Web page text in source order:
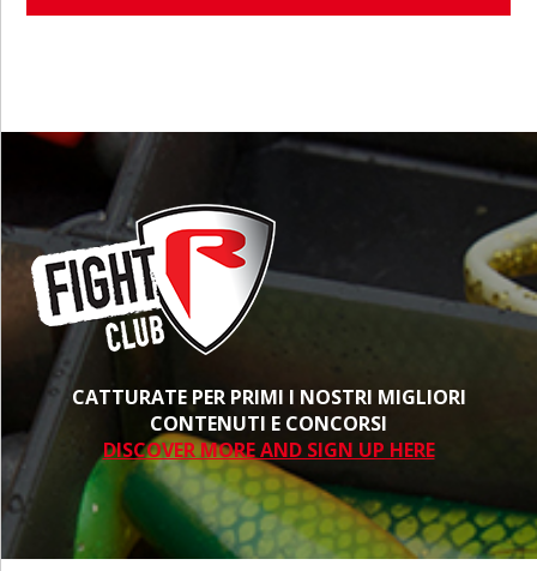
CATTURATE PER PRIMI I NOSTRI MIGLIORI
CONTENUTI E CONCORSI
DISCOVER MORE AND SIGN UP HERE